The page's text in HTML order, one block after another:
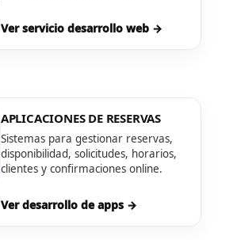
Ver servicio desarrollo web →
APLICACIONES DE RESERVAS
Sistemas para gestionar reservas,
disponibilidad, solicitudes, horarios,
clientes y confirmaciones online.
Ver desarrollo de apps →